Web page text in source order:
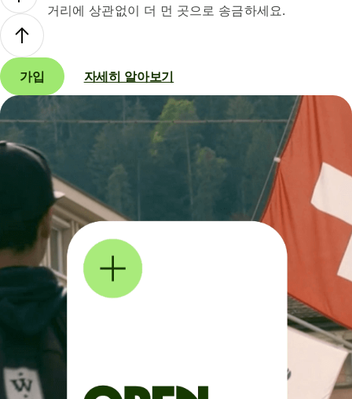
거리에 상관없이 더 먼 곳으로 송금하세요.
가입 자세히 알아보기